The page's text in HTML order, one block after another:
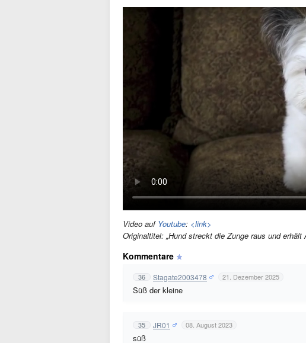
Video auf Youtube: <link>
Originaltitel: „Hund streckt die Zunge raus und erhält
Kommentare
36 Stagate2003478 21. Dezember 2025
Süß der kleine
35 JR01 08. August 2023
süß